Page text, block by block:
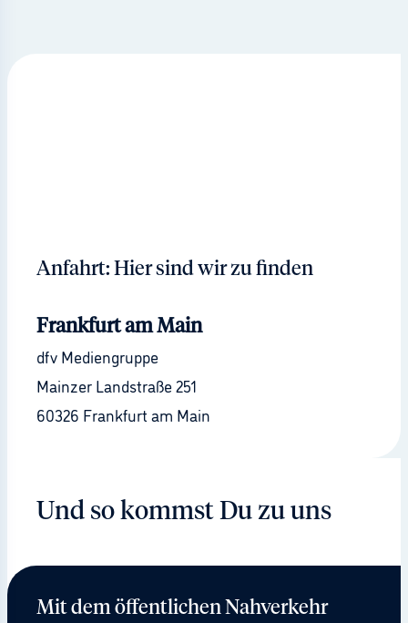
Anfahrt: Hier sind wir zu finden
Frankfurt am Main
dfv Mediengruppe
Mainzer Landstraße 251
60326 Frankfurt am Main
Und so kommst Du zu uns
Mit dem öffentlichen Nahverkehr